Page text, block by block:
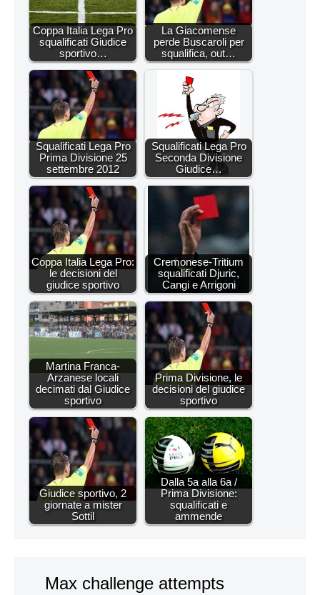
Coppa Italia Lega Pro
squalificati Giudice
sportivo…
La Giacomense
perde Buscaroli per
squalifica, out…
Squalificati Lega Pro
Prima Divisione 25
settembre 2012
Squalificati Lega Pro
Seconda Divisione
Giudice…
Coppa Italia Lega Pro:
le decisioni del
giudice sportivo
Cremonese-Tritium
squalificati Djuric,
Cangi e Arrigoni
Martina Franca-
Arzanese locali
decimati dal Giudice
sportivo
Prima Divisione, le
decisioni del giudice
sportivo
Giudice sportivo, 2
giornate a mister
Sottil
Dalla 5a alla 6a /
Prima Divisione:
squalificati e
ammende